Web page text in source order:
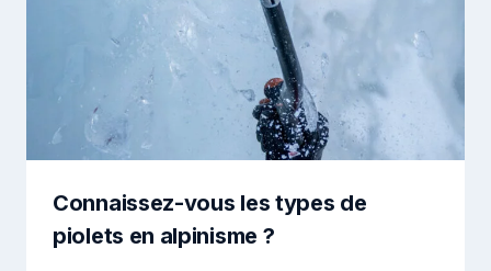
Connaissez-vous les types de
piolets en alpinisme ?